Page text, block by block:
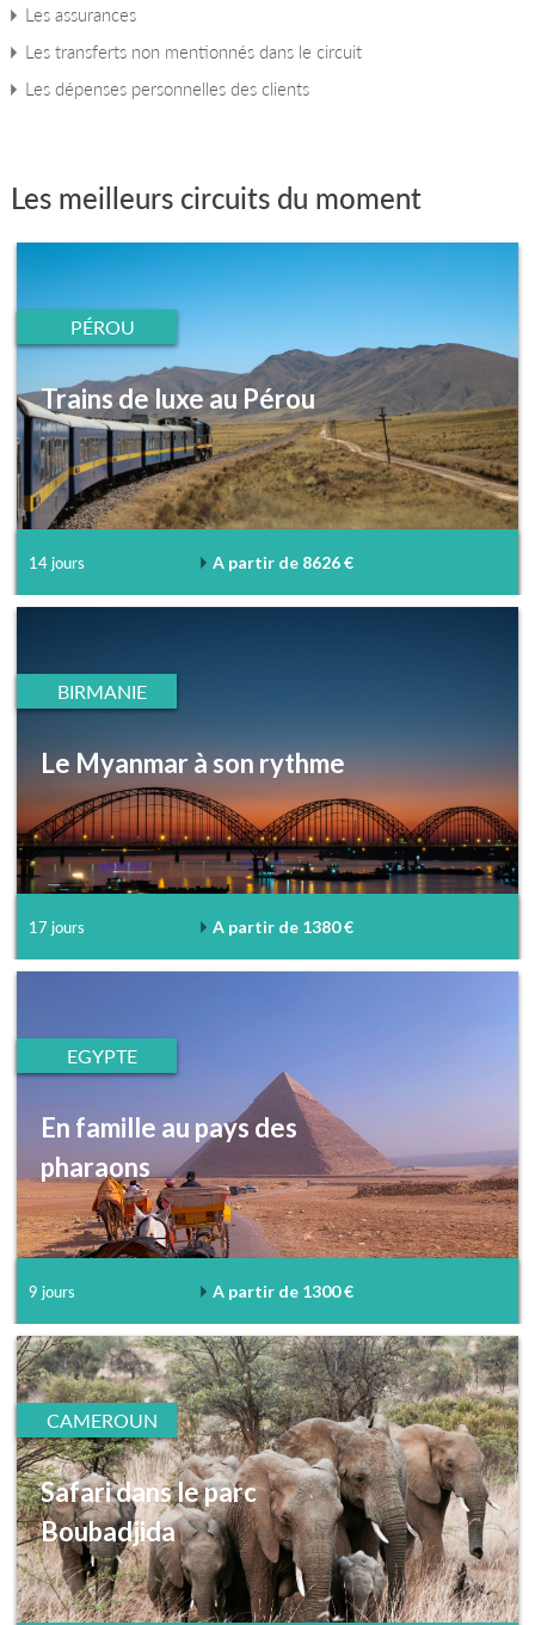
Les assurances
Les transferts non mentionnés dans le circuit
Les dépenses personnelles des clients
Les meilleurs circuits du moment
PÉROU
Trains de luxe au Pérou
14 jours A partir de 8626 €
BIRMANIE
Le Myanmar à son rythme
17 jours A partir de 1380 €
EGYPTE
En famille au pays des
pharaons
9 jours A partir de 1300 €
CAMEROUN
Safari dans le parc
Boubadjida